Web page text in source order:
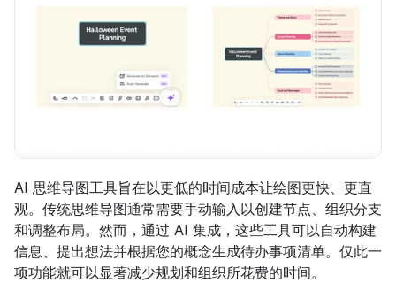
AI 思维导图工具旨在以更低的时间成本让绘图更快、更直
观。传统思维导图通常需要手动输入以创建节点、组织分支
和调整布局。然而，通过 AI 集成，这些工具可以自动构建
信息、提出想法并根据您的概念生成待办事项清单。仅此一
项功能就可以显著减少规划和组织所花费的时间。